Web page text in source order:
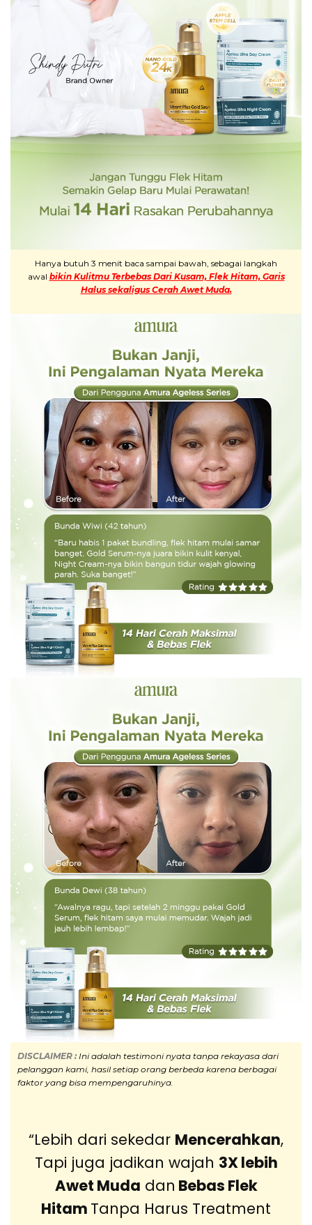
Hanya butuh 3 menit baca sampai bawah, sebagai langkah
awal bikin Kulitmu Terbebas Dari Kusam, Flek Hitam, Garis
Halus sekaligus Cerah Awet Muda.
DISCLAIMER : Ini adalah testimoni nyata tanpa rekayasa dari
pelanggan kami, hasil setiap orang berbeda karena berbagai
faktor yang bisa mempengaruhinya.
“Lebih dari sekedar Mencerahkan,
Tapi juga jadikan wajah 3X lebih
Awet Muda dan Bebas Flek
Hitam Tanpa Harus Treatment